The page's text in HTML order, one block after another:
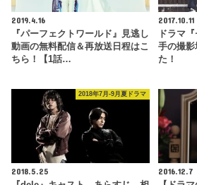
2019.4.16
『パーフェクトワールド』見逃し
動画の無料配信＆再放送日程はこ
ちら！【1話…
2017.10.11
ドラマ
手の撮影
た！
2018年7月-9月夏ドラマ
2018.5.25
2016.12.7